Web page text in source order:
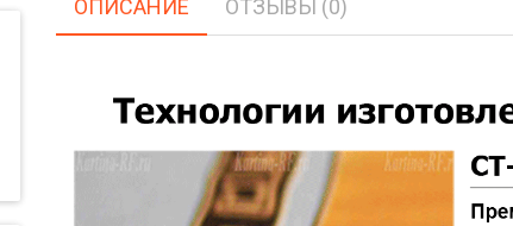
ОПИСАНИЕ ОТЗЫВЫ (0)